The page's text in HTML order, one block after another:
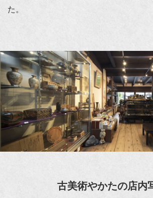
た。
古美術やかたの店内